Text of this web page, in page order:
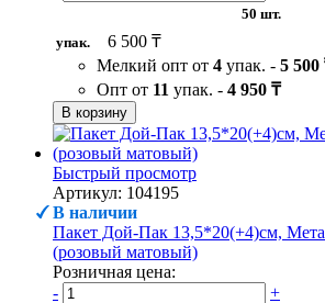
50 шт.
упак.
6 500 ₸
Мелкий опт от 4 упак. - 5 500
Опт от 11 упак. - 4 950 ₸
В корзину
Быстрый просмотр
Артикул: 104195
В наличии
Пакет Дой-Пак 13,5*20(+4)см,
(розовый матовый)
Розничная цена:
-
+